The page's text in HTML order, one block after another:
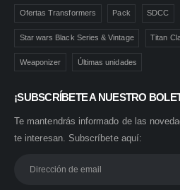
Ofertas Transformers Pack SDCC
Star wars Black Series & Vintage Titan
Weaponizer Últimas unidades
¡SUBSCRÍBETE A NUESTRO
Te mantendrás informado de las
te interesan. Subscríbete aquí: